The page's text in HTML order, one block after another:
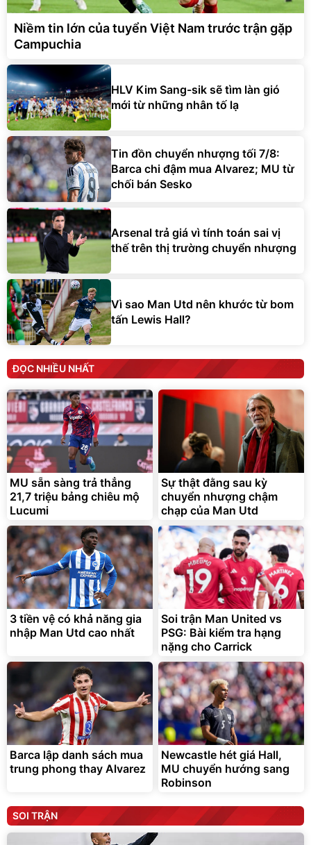
Niềm tin lớn của tuyển Việt Nam trước trận gặp
Campuchia
HLV Kim Sang-sik sẽ tìm làn gió
mới từ những nhân tố lạ
Tin đồn chuyển nhượng tối 7/8:
Barca chi đậm mua Alvarez; MU từ
chối bán Sesko
Arsenal trả giá vì tính toán sai vị
thế trên thị trường chuyển nhượng
Vì sao Man Utd nên khước từ bom
tấn Lewis Hall?
ĐỌC NHIỀU NHẤT
MU sẵn sàng trả thẳng
21,7 triệu bảng chiêu mộ
Lucumi
Sự thật đằng sau kỳ
chuyển nhượng chậm
chạp của Man Utd
3 tiền vệ có khả năng gia
nhập Man Utd cao nhất
Soi trận Man United vs
PSG: Bài kiểm tra hạng
nặng cho Carrick
Barca lập danh sách mua
trung phong thay Alvarez
Newcastle hét giá Hall,
MU chuyển hướng sang
Robinson
SOI TRẬN